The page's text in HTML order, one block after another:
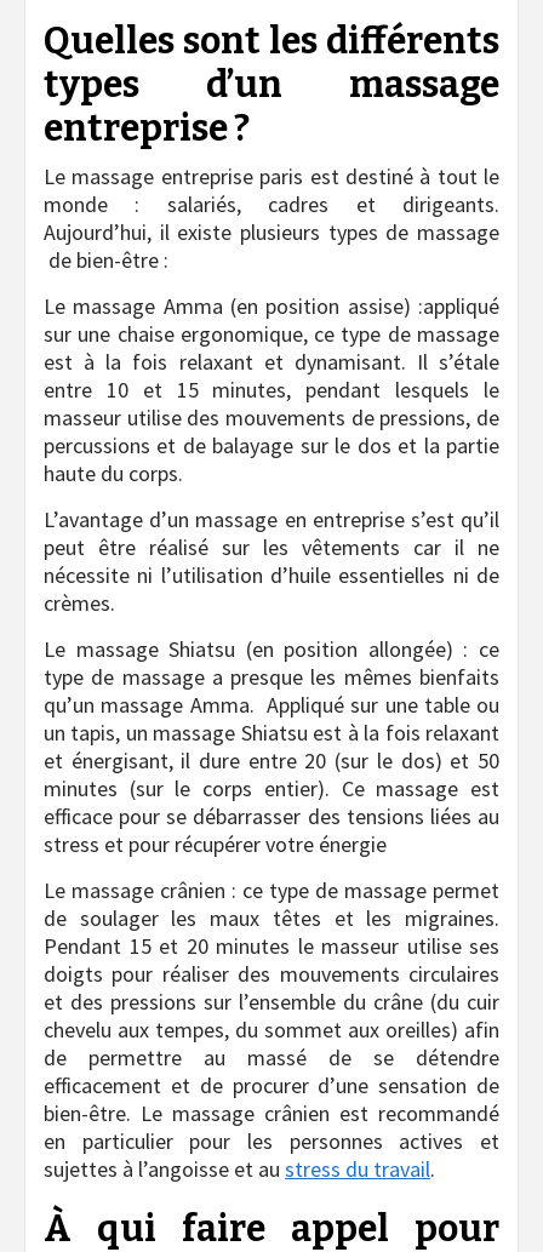
Quelles sont les différents
types d’un massage
entreprise ?
Le massage entreprise paris est destiné à tout le
monde : salariés, cadres et dirigeants.
Aujourd’hui, il existe plusieurs types de massage
de bien-être :
Le massage Amma (en position assise) :appliqué
sur une chaise ergonomique, ce type de massage
est à la fois relaxant et dynamisant. Il s’étale
entre 10 et 15 minutes, pendant lesquels le
masseur utilise des mouvements de pressions, de
percussions et de balayage sur le dos et la partie
haute du corps.
L’avantage d’un massage en entreprise s’est qu’il
peut être réalisé sur les vêtements car il ne
nécessite ni l’utilisation d’huile essentielles ni de
crèmes.
Le massage Shiatsu (en position allongée) : ce
type de massage a presque les mêmes bienfaits
qu’un massage Amma. Appliqué sur une table ou
un tapis, un massage Shiatsu est à la fois relaxant
et énergisant, il dure entre 20 (sur le dos) et 50
minutes (sur le corps entier). Ce massage est
efficace pour se débarrasser des tensions liées au
stress et pour récupérer votre énergie
Le massage crânien : ce type de massage permet
de soulager les maux têtes et les migraines.
Pendant 15 et 20 minutes le masseur utilise ses
doigts pour réaliser des mouvements circulaires
et des pressions sur l’ensemble du crâne (du cuir
chevelu aux tempes, du sommet aux oreilles) afin
de permettre au massé de se détendre
efficacement et de procurer d’une sensation de
bien-être. Le massage crânien est recommandé
en particulier pour les personnes actives et
sujettes à l’angoisse et au stress du travail.
À qui faire appel pour